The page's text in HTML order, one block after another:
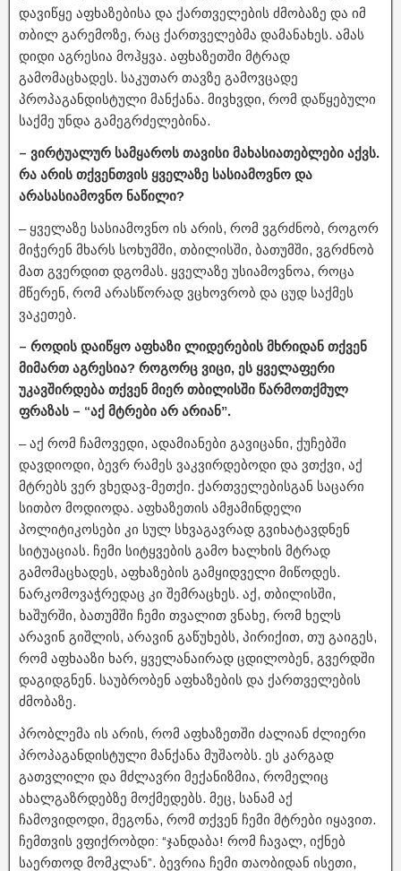
დავიწყე აფხაზებისა და ქართველების ძმობაზე და იმ
თბილ გარემოზე, რაც ქართველებმა დამანახეს. ამას
დიდი აგრესია მოჰყვა. აფხაზეთში მტრად
გამომაცხადეს. საკუთარ თავზე გამოვცადე
პროპაგანდისტული მანქანა. მივხვდი, რომ დაწყებული
საქმე უნდა გამეგრძელებინა.
– ვირტუალურ სამყაროს თავისი მახასიათებლები აქვს.
რა არის თქვენთვის ყველაზე სასიამოვნო და
არასასიამოვნო ნაწილი?
– ყველაზე სასიამოვნო ის არის, რომ ვგრძნობ, როგორ
მიჭერენ მხარს სოხუმში, თბილისში, ბათუმში, ვგრძნობ
მათ გვერდით დგომას. ყველაზე უსიამოვნოა, როცა
მწერენ, რომ არასწორად ვცხოვრობ და ცუდ საქმეს
ვაკეთებ.
– როდის დაიწყო აფხაზი ლიდერების მხრიდან თქვენ
მიმართ აგრესია? როგორც ვიცი, ეს ყველაფერი
უკავშირდება თქვენ მიერ თბილისში წარმოთქმულ
ფრაზას – “აქ მტრები არ არიან”.
– აქ რომ ჩამოვედი, ადამიანები გავიცანი, ქუჩებში
დავდიოდი, ბევრ რამეს ვაკვირდებოდი და ვთქვი, აქ
მტრებს ვერ ვხედავ-მეთქი. ქართველებისგან საცარი
სითბო მოდიოდა. აფხაზეთის ამჟამინდელი
პოლიტიკოსები კი სულ სხვაგავრად გვიხატავდნენ
სიტუაციას. ჩემი სიტყვების გამო ხალხის მტრად
გამომაცხადეს, აფხაზების გამყიდველი მიწოდეს.
ნარკომოვაჭრედაც კი შემრაცხეს. აქ, თბილისში,
ხაშურში, ბათუმში ჩემი თვალით ვნახე, რომ ხელს
არავინ გიშლის, არავინ გაწუხებს, პირიქით, თუ გაიგეს,
რომ აფხააზი ხარ, ყველანაირად ცდილობენ, გვერდში
დაგიდგნენ. საუბრობენ აფხაზების და ქართველების
ძმობაზე.
პრობლემა ის არის, რომ აფხაზეთში ძალიან ძლიერი
პროპაგანდისტული მანქანა მუშაობს. ეს კარგად
გათვლილი და მძლავრი მექანიზმია, რომელიც
ახალგაზრდებზე მოქმედებს. მეც, სანამ აქ
ჩამოვიდოდი, მეგონა, რომ თქვენ ჩემი მტრები იყავით.
ჩემთვის ვფიქრობდი: “ჯანდაბა! რომ ჩავალ, იქნებ
საერთოდ მომკლან”. ბევრია ჩემი თაობიდან ისეთი,